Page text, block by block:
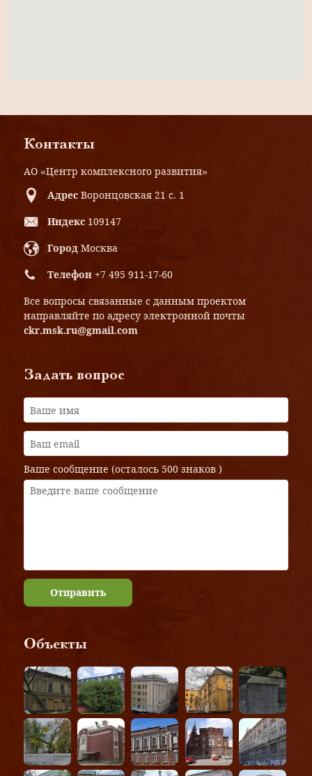
Контакты
АО «Центр комплексного развития»
Адрес Воронцовская 21 с. 1
Индекс 109147
Город Москва
Телефон +7 495 911-17-60
Все вопросы связанные с данным проектом
направляйте по адресу электронной почты
ckr.msk.ru@gmail.com
Задать вопрос
Ваше сообщение (осталось 500 знаков )
Отправить
Объекты